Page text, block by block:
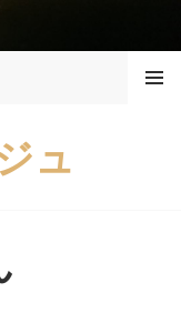
ュ
ー